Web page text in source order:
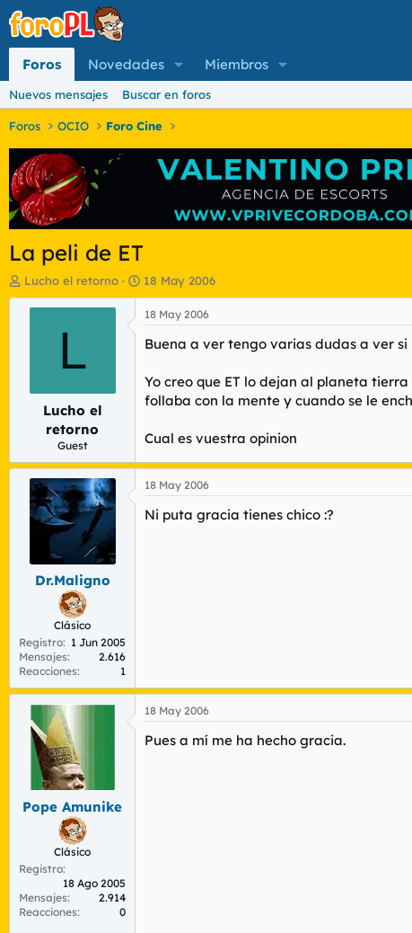
Foros Novedades Miembros
Nuevos mensajes Buscar en foros
Foros OCIO Foro Cine
La peli de ET
I
n
o
t
e
m
Lucho el retorno
F
e
c
h
a
e
n
c
o
18 May 2006
L
Lucho el
retorno
Guest
18 May 2006
Buena a ver tengo varias dudas a ver
Yo creo que ET lo dejan al planeta
follaba con la mente y cuando se le
Cual es vuestra opinion
Dr.Maligno
Clásico
Registro
1 Jun 2005
Mensajes
2.616
Reacciones
1
18 May 2006
Ni puta gracia tienes chico :?
Pope Amunike
Clásico
Registro
18 Ago 2005
Mensajes
2.914
Reacciones
0
18 May 2006
Pues a mí me ha hecho gracia.